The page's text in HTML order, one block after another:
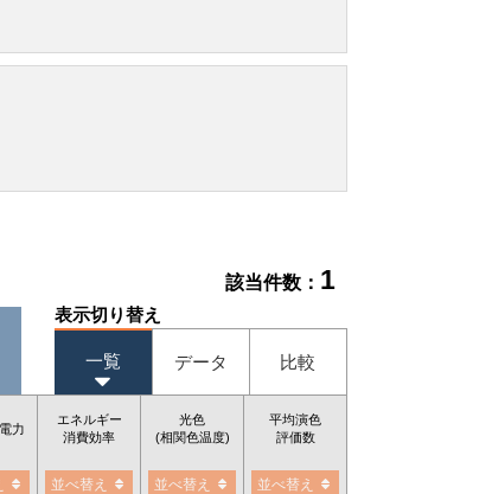
該当件数： 1
表示切り替え
一覧 データ 比較
力
エネルギー
消費効率
光色
(相関色温度)
平均演色
評価数
並べ替え 並べ替え 並べ替え